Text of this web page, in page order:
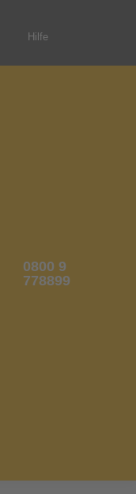
Hilfe
0800 9
778899